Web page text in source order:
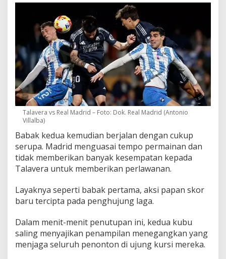
Talavera vs Real Madrid – Foto: Dok. Real Madrid (Antonio
Villalba)
Babak kedua kemudian berjalan dengan cukup
serupa. Madrid menguasai tempo permainan dan
tidak memberikan banyak kesempatan kepada
Talavera untuk memberikan perlawanan.
Layaknya seperti babak pertama, aksi papan skor
baru tercipta pada penghujung laga.
Dalam menit-menit penutupan ini, kedua kubu
saling menyajikan penampilan menegangkan yang
menjaga seluruh penonton di ujung kursi mereka.